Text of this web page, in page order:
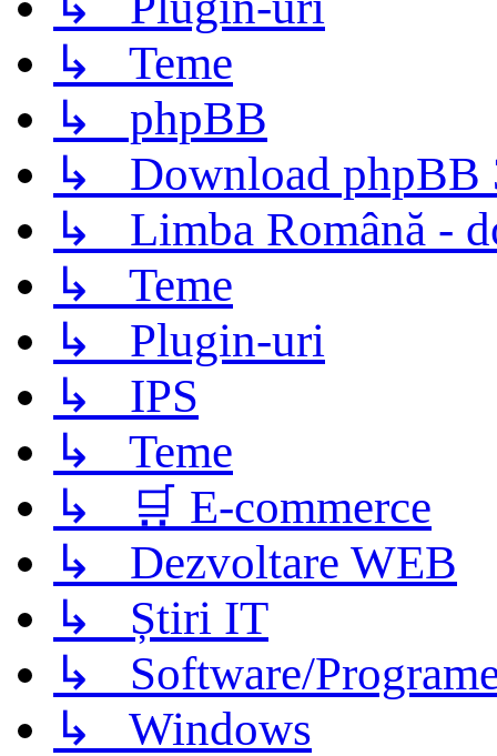
↳ Teme
↳ phpBB
↳ Download phpBB
↳ Limba Română -
↳ Teme
↳ Plugin-uri
↳ IPS
↳ Teme
↳ 🛒 E-commerce
↳ Dezvoltare WEB
↳ Știri IT
↳ Software/
↳ Windows